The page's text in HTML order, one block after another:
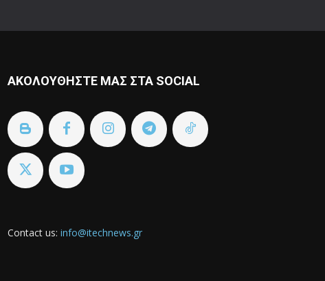
ΑΚΟΛΟΥΘΗΣΤΕ ΜΑΣ ΣΤΑ SOCIAL
Contact us: info@itechnews.gr